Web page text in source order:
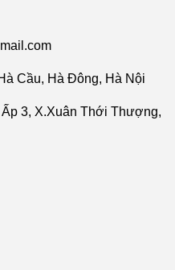
Cầu, Hà Đông, Hà Nội
3, X.Xuân Thới Thượng,